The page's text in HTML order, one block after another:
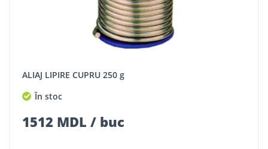
ALIAJ LIPIRE CUPRU 250 g
În stoc
1512 MDL / buc